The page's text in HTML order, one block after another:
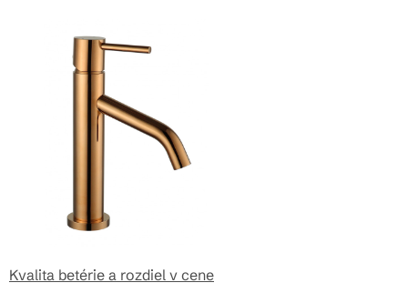
Kvalita betérie a rozdiel v cene